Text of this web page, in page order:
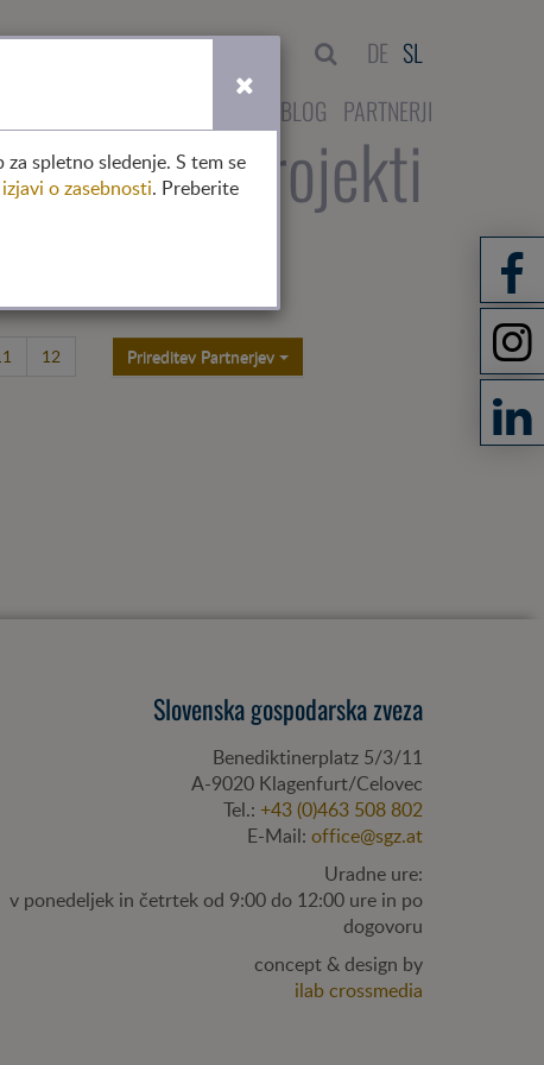
člani projekti
BLOG PARTNERJI
iščiDE SL
12 Prireditev Partnerjev
Slovenska gospodarska zveza
Benediktinerplatz 5/3/11
A-9020 Klagenfurt/Celovec
Tel.: +43 (0)463 508 802
E-Mail: office@sgz.at
Uradne ure:
v ponedeljek in četrtek od 9:00 do 12:00 ure in po
dogovoru
concept & design by
ilab crossmedia
spletno sledenje. S tem se
izjavi o zasebnosti. Preberite